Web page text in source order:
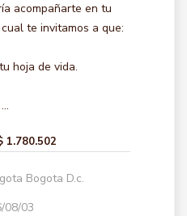
acompañarte en tu
te invitamos a que:
hoja de vida.
...
1.780.502
Bogota D.c.
08/03